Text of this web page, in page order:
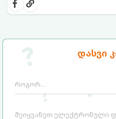
დასვი